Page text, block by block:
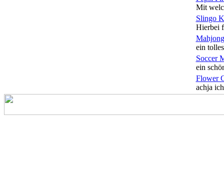
Mit
Slingo
Hierbei
ein
Soccer
ein
Flower
achja